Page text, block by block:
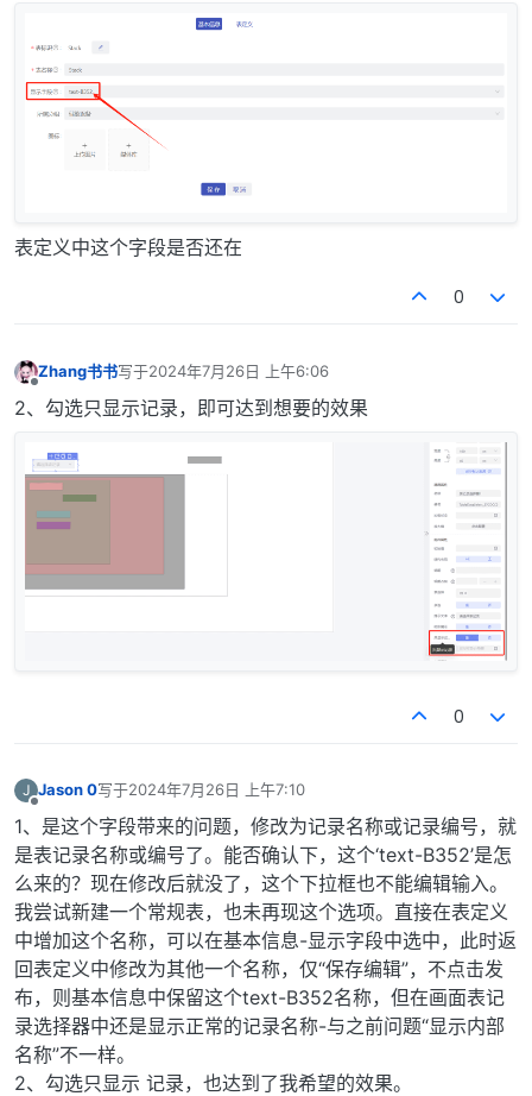
表定义中这个字段是否还在
0
Zhang书书写于2024年7月26日 上午6:06
最后由 编辑
2、勾选只显示记录，即可达到想要的效果
0
J Jason 0写于2024年7月26日 上午7:10
最后由 编辑
1、是这个字段带来的问题，修改为记录名称或记录编号，就
是表记录名称或编号了。能否确认下，这个‘text-B352’是怎
么来的？现在修改后就没了，这个下拉框也不能编辑输入。
我尝试新建一个常规表，也未再现这个选项。直接在表定义
中增加这个名称，可以在基本信息-显示字段中选中，此时返
回表定义中修改为其他一个名称，仅“保存编辑”，不点击发
布，则基本信息中保留这个text-B352名称，但在画面表记
录选择器中还是显示正常的记录名称-与之前问题“显示内部
名称”不一样。
2、勾选只显示 记录，也达到了我希望的效果。